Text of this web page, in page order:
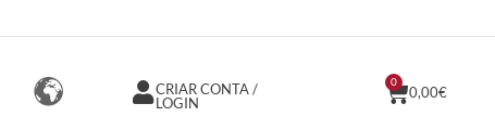
CRIAR CONTA /
LOGIN
0,00€
0